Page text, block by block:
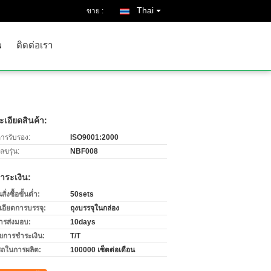
ขาย : Thai
ติดต่อเรา
เอียดสินค้า:
รรับรอง:
ISO9001:2000
ขรุ่น:
NBF008
ระเงิน:
งซื้อขั้นต่ำ:
50sets
อียดการบรรจุ:
ถุงบรรจุในกล่อง
รส่งมอบ:
10days
การชำระเงิน:
T/T
ในการผลิต:
100000 เซ็ตต่อเดือน